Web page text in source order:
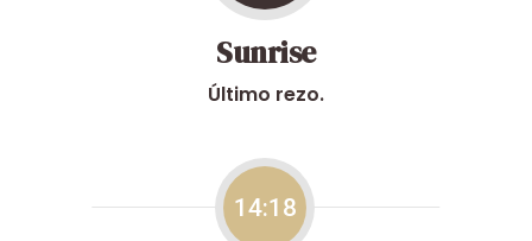
Sunrise
Último rezo.
14:18